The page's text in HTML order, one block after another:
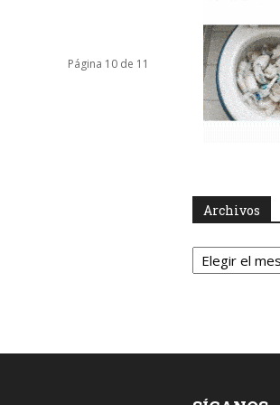
Página 10 de 11
Archivos
Archivos